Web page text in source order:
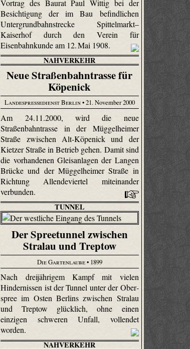
Vortrag des Baurat Paul Wittig bei der
Besichtigung der im Bau befindlichen
Untergrundbahnstrecke Spittelmarkt–
Kaiserhof durch den Verein für
Eisenbahnkunde am 12. Mai 1908.
NAHVERKEHR
Neue Straßenbahntrasse für
Köpenick
Landespressedienst Berlin• 21. November 2000
Am 24.11.2000, wird die neue
Straßenbahntrasse in der Müggelheimer
Straße zwischen Alt-Köpenick und der
Kietzer Straße in Betrieb gehen. Damit sind
die vorhandenen Gleisanlagen der Langen
Brücke und der Müggelheimer Straße in
Richtung Allendeviertel miteinander
verbunden.
TUNNEL
Der Spreetunnel zwischen
Stralau und Treptow
Die Gartenlaube• 1899
Nach dreijährigem Kampf mit vielen
Hindernissen ist der Tunnel unter der Ober­
spree im Osten Berlins zwischen Stralau
und Treptow glücklich, ohne einen
einzigen schweren Unfall, vollendet
worden.
NAHVERKEHR